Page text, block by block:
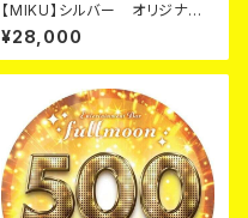
【MIKU】シルバー オリジナル
シャンパン カード
¥28,000